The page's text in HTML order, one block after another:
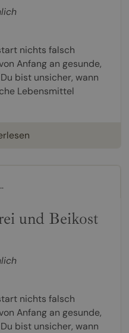
nichts falsch
Anfang an gesunde,
bist unsicher, wann
Lebensmittel
und Beikost
nichts falsch
Anfang an gesunde,
bist unsicher, wann